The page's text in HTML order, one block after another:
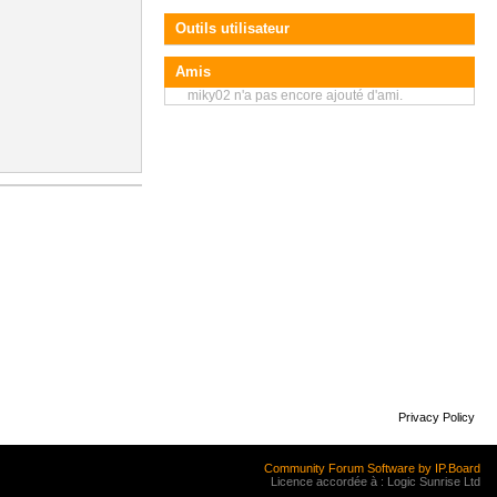
Outils utilisateur
Amis
miky02 n'a pas encore ajouté d'ami.
Privacy Policy
Community Forum Software by IP.Board
Licence accordée à : Logic Sunrise Ltd